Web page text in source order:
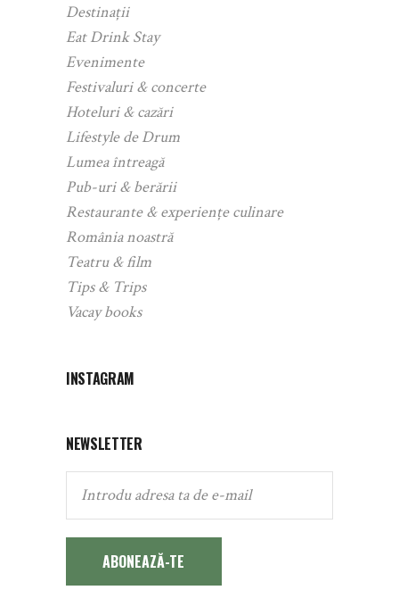
Destinații
Eat Drink Stay
Evenimente
Festivaluri & concerte
Hoteluri & cazări
Lifestyle de Drum
Lumea întreagă
Pub-uri & berării
Restaurante & experiențe culinare
România noastră
Teatru & film
Tips & Trips
Vacay books
INSTAGRAM
NEWSLETTER
ABONEAZĂ-TE